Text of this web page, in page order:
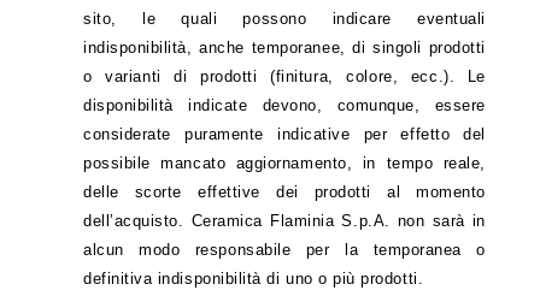
sito, le quali possono indicare eventuali
indisponibilità, anche temporanee, di singoli prodotti
o varianti di prodotti (finitura, colore, ecc.). Le
disponibilità indicate devono, comunque, essere
considerate puramente indicative per effetto del
possibile mancato aggiornamento, in tempo reale,
delle scorte effettive dei prodotti al momento
dell’acquisto. Ceramica Flaminia S.p.A. non sarà in
alcun modo responsabile per la temporanea o
definitiva indisponibilità di uno o più prodotti.